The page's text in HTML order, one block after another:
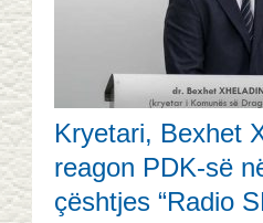
Kryetari, Bexhet
reagon PDK-së
çështjes “Radio